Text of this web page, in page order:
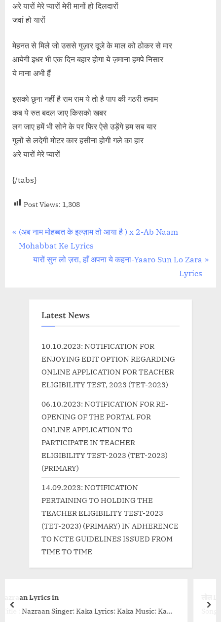
अरे यारों मेरे प्यारों मेरी मानों हो दिलदारों
जवां हो यारों
मेहनत से मिले जो उससे गुज़ार दूजे के माल को ठोकर से मार
आयेगी इधर भी एक दिन बहार होगा ये ज़माना हमपे निसार
ये माना अभी हैं
इसको छूना नहीं है राम राम ये तो है पाप की गठरी तमाम
कब ये रुत बदल जाए किसको खबर
लग जाए हमें भी सोने के पर फिर ऐसे उड़ेंगे हम सब यार
गुलों से लदेगी मोटर कार हसीना होगी गले का हार
अरे यारों मेरे प्यारों
{/tabs}
Post Views: 1,308
Post
navigation
P
r
(अब नाम मोहब्बत के इल्ज़ाम तो आया है ) x 2-Ab Naam
Mohabbat Ke Lyrics
N
यारों सुन लो ज़रा, हाँ अपना ये कहना-Yaaro Sun Lo Zara
Lyrics
Latest News
10.10.2023: NOTIFICATION FOR
ENJOYING EDIT OPTION REGARDING
ONLINE APPLICATION FOR TEACHER
ELIGIBILITY TEST, 2023 (TET-2023)
06.10.2023: NOTIFICATION FOR RE-
OPENING OF THE PORTAL FOR
ONLINE APPLICATION TO
PARTICIPATE IN TEACHER
ELIGIBILITY TEST-2023 (TET-2023)
(PRIMARY)
14.09.2023: NOTIFICATION
PERTAINING TO HOLDING THE
TEACHER ELIGIBILITY TEST-2023
(TET-2023) (PRIMARY) IN ADHERENCE
TO NCTE GUIDELINES ISSUED FROM
TIME TO TIME
Kaka Music: Kaka
Song Title : Lol Movie: Ginny Weds
prev